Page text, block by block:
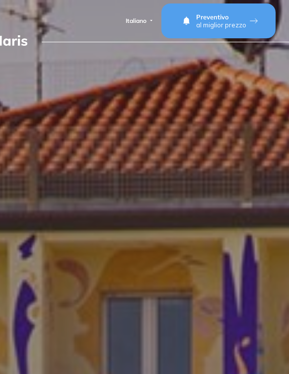
Italiano
Preventivo
al miglior prezzo